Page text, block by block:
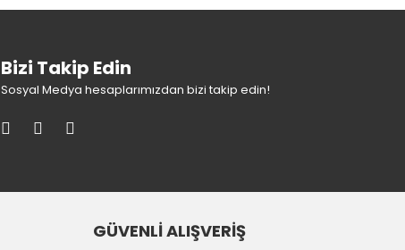
Bizi Takip Edin
Sosyal Medya hesaplarımızdan bizi takip edin!
GÜVENLİ ALIŞVERİŞ